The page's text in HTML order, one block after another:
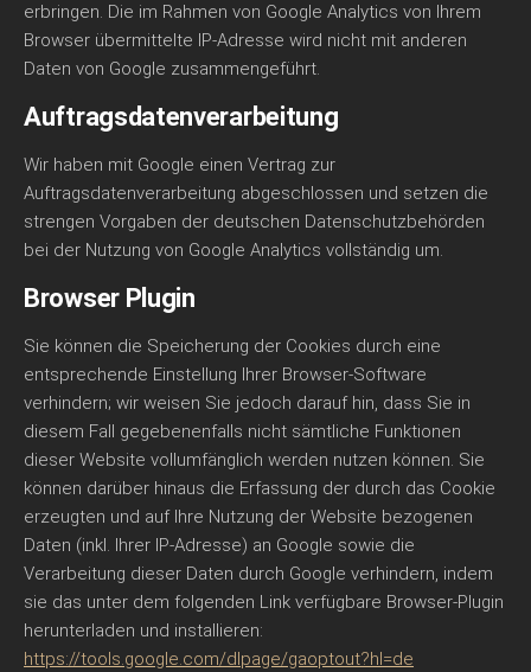
erbringen. Die im Rahmen von Google Analytics von Ihrem
Browser übermittelte IP-Adresse wird nicht mit anderen
Daten von Google zusammengeführt.
Auftragsdatenverarbeitung
Wir haben mit Google einen Vertrag zur
Auftragsdatenverarbeitung abgeschlossen und setzen die
strengen Vorgaben der deutschen Datenschutzbehörden
bei der Nutzung von Google Analytics vollständig um.
Browser Plugin
Sie können die Speicherung der Cookies durch eine
entsprechende Einstellung Ihrer Browser-Software
verhindern; wir weisen Sie jedoch darauf hin, dass Sie in
diesem Fall gegebenenfalls nicht sämtliche Funktionen
dieser Website vollumfänglich werden nutzen können. Sie
können darüber hinaus die Erfassung der durch das Cookie
erzeugten und auf Ihre Nutzung der Website bezogenen
Daten (inkl. Ihrer IP-Adresse) an Google sowie die
Verarbeitung dieser Daten durch Google verhindern, indem
sie das unter dem folgenden Link verfügbare Browser-Plugin
herunterladen und installieren:
https://tools.google.com/dlpage/gaoptout?hl=de